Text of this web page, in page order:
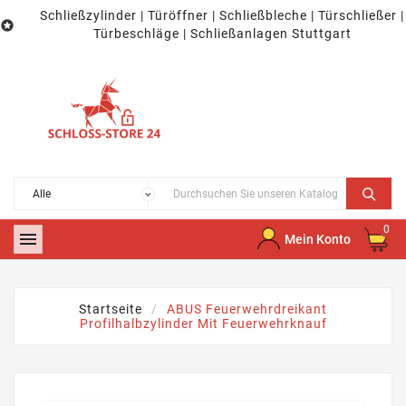

Schließzylinder | Türöffner | Schließbleche | Türschließer |
Türbeschläge | Schließanlagen Stuttgart
 Mein Konto
0
Startseite
ABUS Feuerwehrdreikant
Profilhalbzylinder Mit Feuerwehrknauf